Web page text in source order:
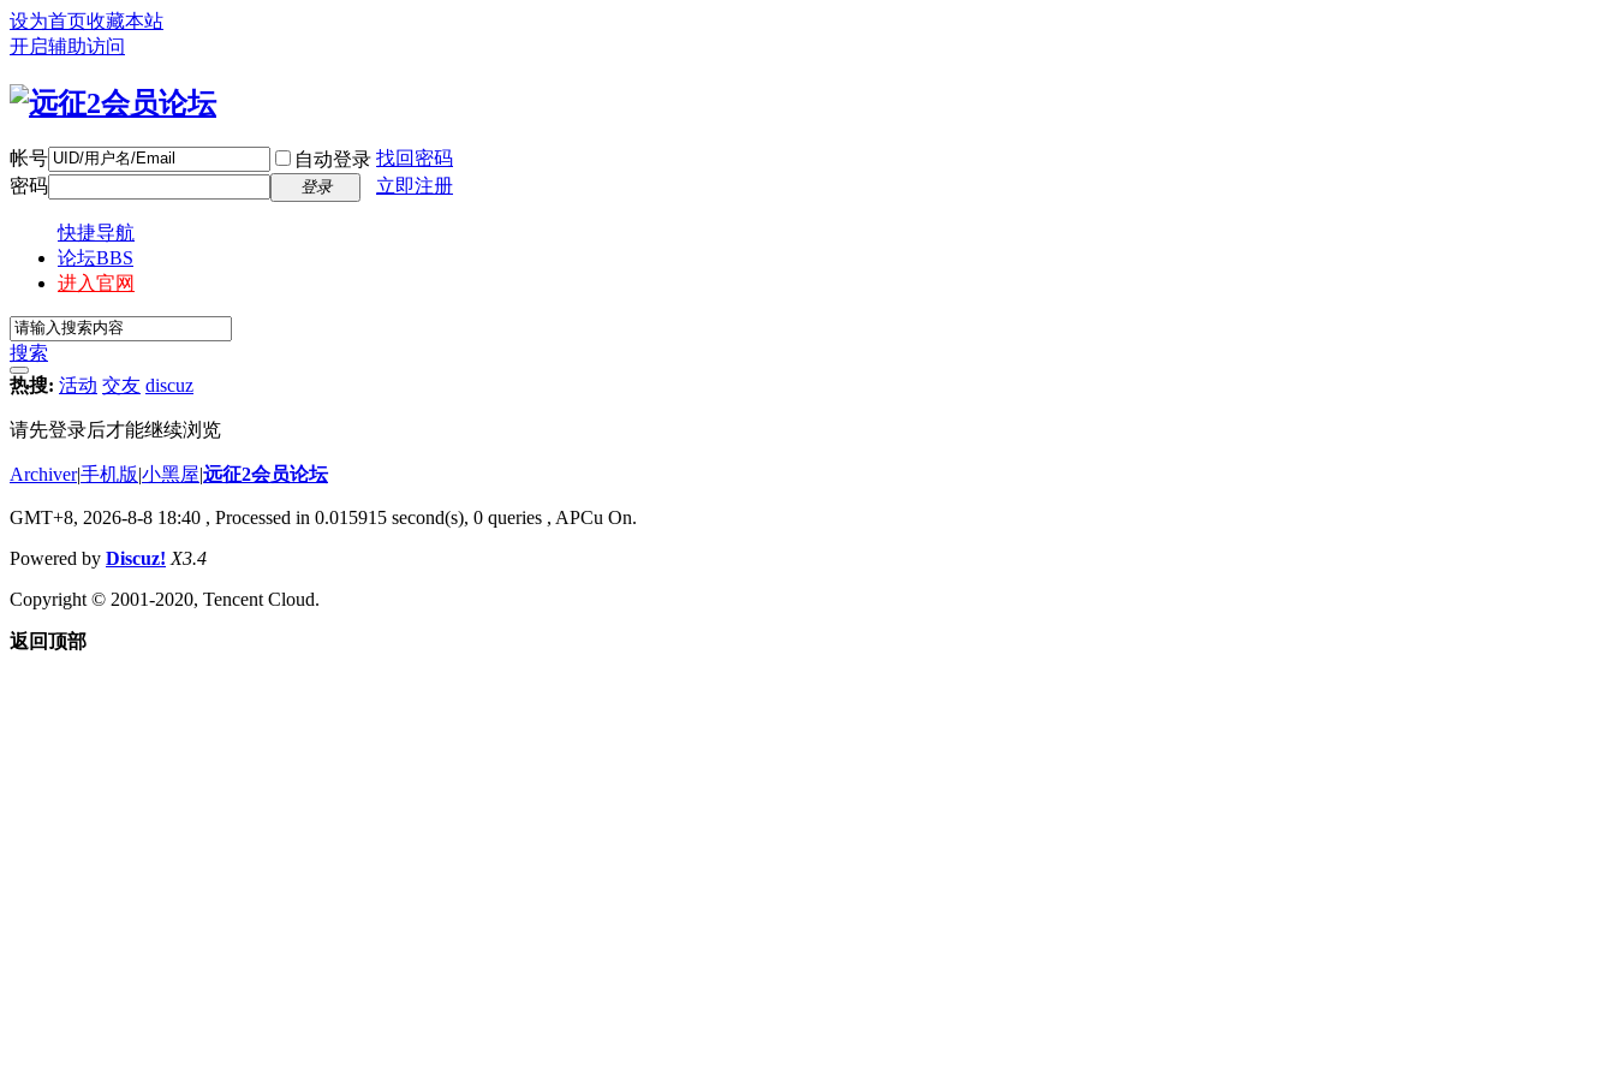
设为首页收藏本站
开启辅助访问
帐号 自动登录 找回密码
密码
登录 立即注册
快捷导航
论坛BBS
进入官网
搜索
热搜: 活动 交友 discuz
请先登录后才能继续浏览
Archiver|手机版|小黑屋|远征2会员论坛
GMT+8, 2026-8-8 18:40 , Processed in 0.015915 second(s), 0 queries , APCu On.
Powered by Discuz! X3.4
Copyright © 2001-2020, Tencent Cloud.
返回顶部